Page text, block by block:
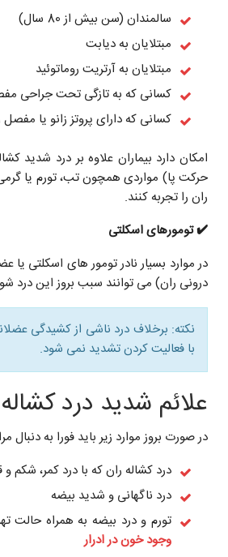
سالمندان (سن بیش از 80 سال)
مبتلایان به دیابت
مبتلایان به آرتریت روماتوئید
کسانی که به تازگی تحت جراحی
کسانی که دارای پروتز زانو یا
امکان دارد بیماران علاوه بر درد شدید
حرکت پا) مواردی همچون تب، تورم یا
ران را تجربه کنند.
✔️ تومورهای اسکلتی
در موارد بسیار نادر تومور های اسکلتی
درونی ران) می توانند سبب بروز این درد
نکته: برخلاف درد ناشی از کشیدگی
با فعالیت کردن تشدید نمی شود.
علائم شدید درد
در صورت بروز موارد زیر باید فورا به دنبال
درد کشاله ران که با درد کمر، شکم و
درد ناگهانی و شدید بیضه
تورم و درد بیضه به همراه حالت
وجود خون در ادرار